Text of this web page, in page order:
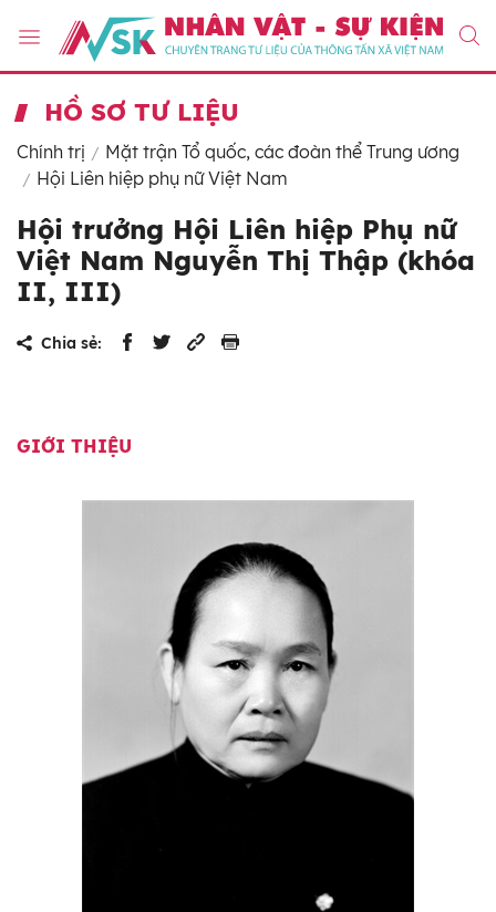
HỒ SƠ TƯ LIỆU
Chính trị
Mặt trận Tổ quốc, các đoàn thể Trung ương
Hội Liên hiệp phụ nữ Việt Nam
Hội trưởng Hội Liên hiệp Phụ nữ
Việt Nam Nguyễn Thị Thập (khóa
II, III)
Chia sẻ:
GIỚI THIỆU